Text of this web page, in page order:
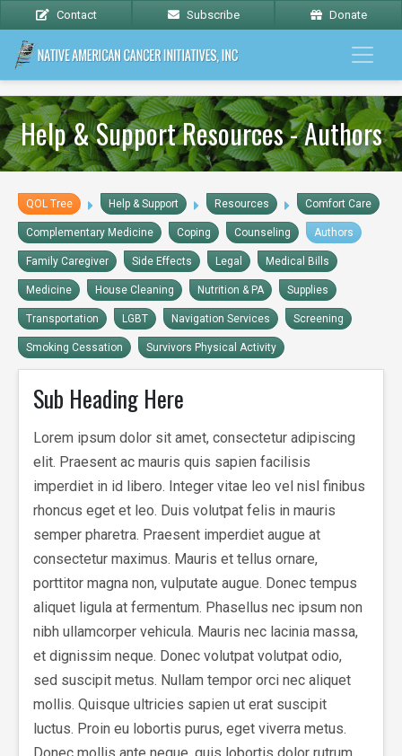
Contact Subscribe Donate
Help & Support Resources - Authors
QOL Tree Help & Support Resources Comfort Care
Complementary Medicine Coping Counseling Authors
Family Caregiver Side Effects Legal Medical Bills
Medicine House Cleaning Nutrition & PA Supplies
Transportation LGBT Navigation Services Screening
Smoking Cessation Survivors Physical Activity
Sub Heading Here
Lorem ipsum dolor sit amet, consectetur adipiscing
elit. Praesent ac mauris quis sapien facilisis
imperdiet in id libero. Integer vitae leo vel nisl finibus
rhoncus eget et leo. Duis volutpat felis in mauris
semper pharetra. Praesent imperdiet augue at
consectetur maximus. Mauris et tellus ornare,
porttitor magna non, vulputate augue. Donec tempus
aliquet ligula at fermentum. Phasellus nec ipsum non
nibh ullamcorper vehicula. Mauris nec lacinia massa,
et dignissim neque. Donec volutpat volutpat odio,
sed suscipit metus. Nullam tempor orci nec aliquet
mollis. Quisque ultricies sapien ut erat suscipit
luctus. Proin eu lobortis purus, eget viverra metus.